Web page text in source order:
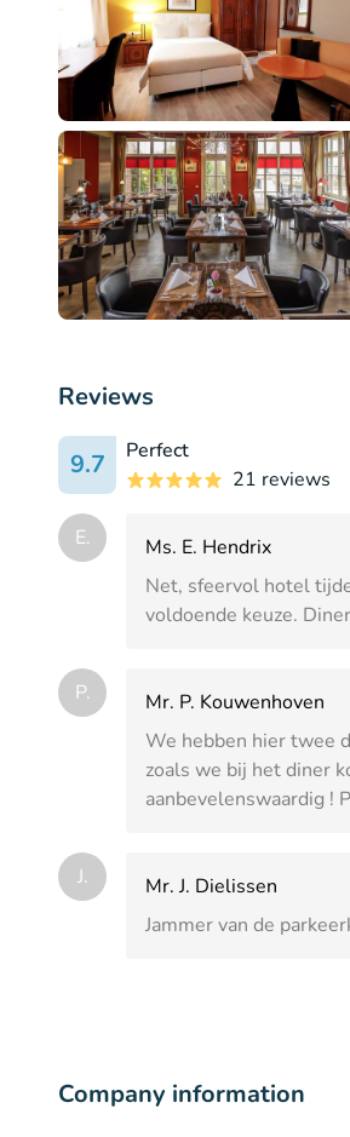
Reviews
9.7
Perfect
21 reviews
E.
Ms. E. Hendrix
Net, sfeervol hotel
voldoende keuze.
P.
Mr. P. Kouwenhoven
We hebben hier twee
zoals we bij het diner
aanbevelenswaardig !
J.
Mr. J. Dielissen
Jammer van de
Company information